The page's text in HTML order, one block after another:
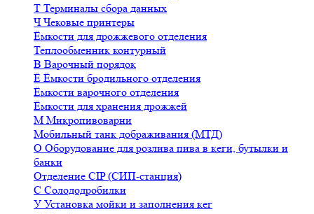
Т Терминалы сбора данных
ЧЧековые принтеры
Ёмкости для дрожжевого отделения
Теплообменник контурный
В Варочный порядок
Ё Ёмкости бродильного отделения
Ёмкости варочного отделения
Ёмкости для хранения дрожжей
М Микропивоварни
Мобильный танк дображивания (МТД)
О Оборудование для розлива пива в кеги, бутылки и
банки
Отделение CIP (СИП-станция)
С Солододробилки
У Установка мойки и заполнения кег